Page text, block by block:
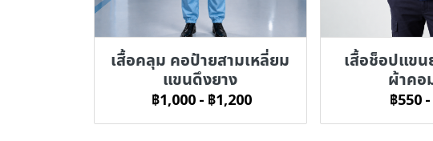
เสื้อคลุม คอป้ายสามเหลี่ยม
แขนดึงยาง
฿1,000 - ฿1,200
เสื้อช็อปแขน
ผ้าคอ
฿550 -